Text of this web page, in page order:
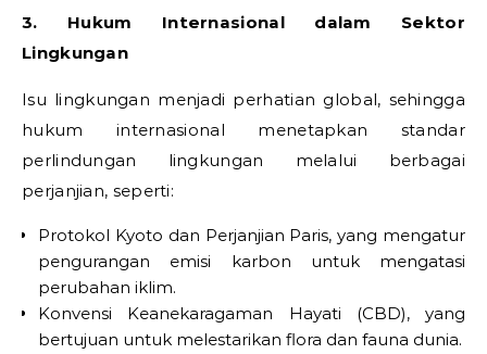
3. Hukum Internasional dalam Sektor
Lingkungan
Isu lingkungan menjadi perhatian global, sehingga
hukum internasional menetapkan standar
perlindungan lingkungan melalui berbagai
perjanjian, seperti:
Protokol Kyoto dan Perjanjian Paris, yang mengatur
pengurangan emisi karbon untuk mengatasi
perubahan iklim.
Konvensi Keanekaragaman Hayati (CBD), yang
bertujuan untuk melestarikan flora dan fauna dunia.